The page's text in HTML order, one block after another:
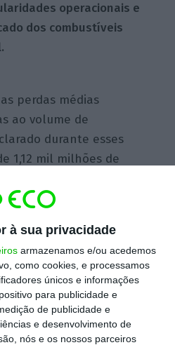
à sua privacidade
armazenamos e/ou acedemos
como cookies, e processamos
únicos e informações
para publicidade e
de publicidade e
e desenvolvimento de
nós e os nossos parceiros
operacionais e
dos combustíveis
perdas médias
ao volume de
durante esses
1,12 mil milhões de
euros dizem respeito às
de Imposto Sobre os
e 417 milhões de euros
médias estimadas de
Acrescentado(IVA).
agora à ERSE análise